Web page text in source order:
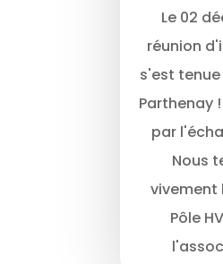
Le 02
réunion
s'est tenue
Parthenay
par
Nous
vivement
Pôle